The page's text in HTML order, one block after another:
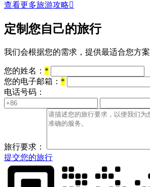
查看更多旅游攻略
定制您自己的旅行
我们会根据您的需求，提供最适合您方案
您的姓名： *
您的电子邮箱： *
电话号码：
旅行要求：
提交您的旅行